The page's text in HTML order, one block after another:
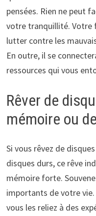
pensées. Rien ne peut
votre tranquillité. Votre
lutter contre les
En outre, il se
ressources qui vous
Rêver de
mémoire ou
Si vous rêvez de
disques durs, ce rêve
mémoire forte.
importants de votre vie.
vous les reliez à des